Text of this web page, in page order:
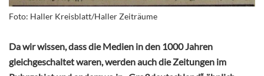
Foto: Haller Kreisblatt/Haller Zeiträume
Da wir wissen, dass die Medien in den 1000 Jahren
gleichgeschaltet waren, werden auch die Zeitungen im